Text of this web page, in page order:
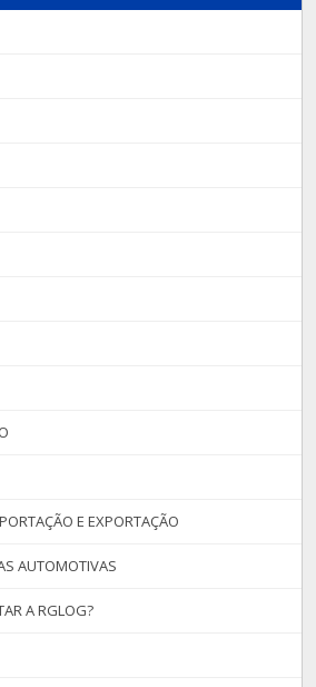
E EXPORTAÇÃO
AUTOMOTIVAS
A RGLOG?